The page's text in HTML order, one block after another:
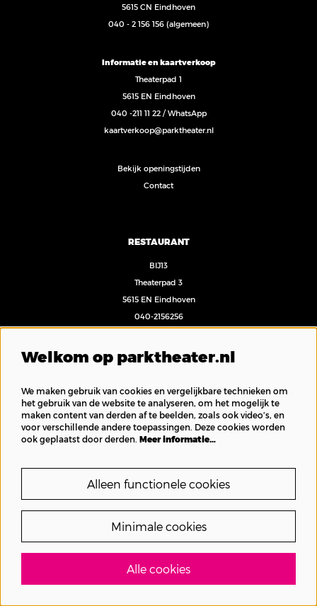
5615 CN Eindhoven
040 - 2 156 156 (algemeen)
Informatie en kaartverkoop
Theaterpad 1
5615 EN Eindhoven
040 -211 11 22/ WhatsApp
kaartverkoop@parktheater.nl
Bekijk openingstijden
Contact
RESTAURANT
BIJ13
Theaterpad 3
5615 EN Eindhoven
040-2156256
Leenderweg 65
5614 HL Eindhoven
040 - 3 032 170
pand-p.nl
Welkom op parktheater.nl
We maken gebruik van cookies en vergelijkbare technieken om
het gebruik van de website te analyseren, om het mogelijk te
maken content van derden af te beelden, zoals ook video’s, en
voor verschillende andere toepassingen. Deze cookies worden
ook geplaatst door derden. Meer informatie…
Alleen functionele cookies
Minimale cookies
Alle cookies